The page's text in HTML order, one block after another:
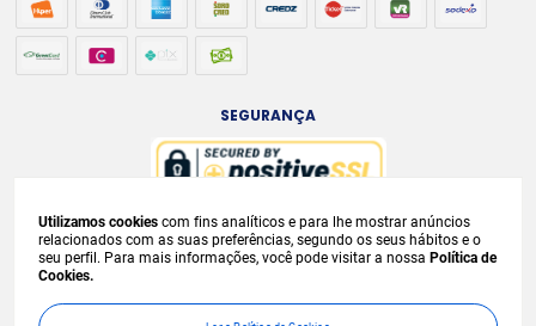
SEGURANÇA
A venda e o consumo de bebidas alcoólicas são proibidos para menores de
18 anos. Bebida Alcoólica pode causar dependência química e, em excesso,
provoca
condições exclusivas para internet e válidos durante o dia de hoje, podendo
Utilizamos cookies com fins analíticos e para lhe mostrar anúncios
relacionados com as suas preferências, segundo os seus hábitos e o
seu perfil. Para mais informações, você pode visitar a nossa Política de
Cookies.